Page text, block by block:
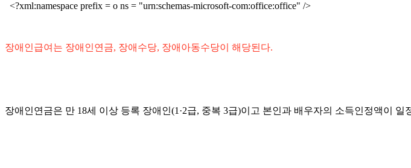
<?xml:namespace prefix = o ns = "urn:schemas-microsoft-com:office:office" />
장애인급여는 장애인연금, 장애수당, 장애아동수당이 해당된다.
장애인연금은 만 18세 이상 등록 장애인(1·2급, 중복 3급)이고 본인과 배우자의 소득인정액이